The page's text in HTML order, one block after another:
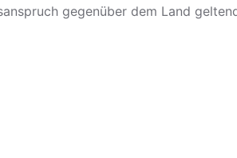
gegenüber dem Land